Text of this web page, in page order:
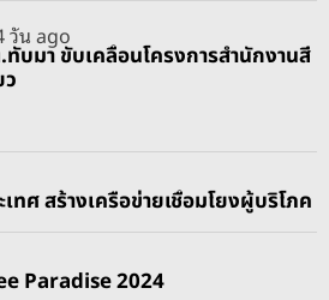
m
e
g
e
วัน ago
บมา ขับเคลื่อนโครงการสำนักงานสี
ศ สร้างเครือข่ายเชื่อมโยงผู้บริโภค
Paradise 2024